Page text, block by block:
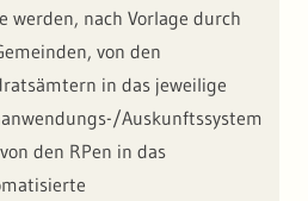
werden, nach Vorlage durch
von den
in das jeweilige
Auskunftssystem
den RPen in das